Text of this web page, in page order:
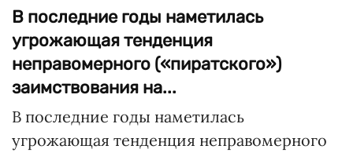
В последние годы наметилась
угрожающая тенденция
неправомерного («пиратского»)
заимствования на...
В последние годы наметилась
угрожающая тенденция неправомерного